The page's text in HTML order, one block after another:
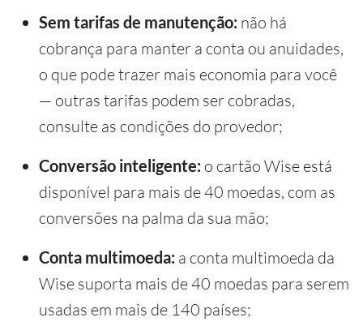
Sem tarifas de manutenção: não há
cobrança para manter a conta ou anuidades,
o que pode trazer mais economia para você
— outras tarifas podem ser cobradas,
consulte as condições do provedor;
Conversão inteligente: o cartão Wise está
disponível para mais de 40 moedas, com as
conversões na palma da sua mão;
Conta multimoeda: a conta multimoeda da
Wise suporta mais de 40 moedas para serem
usadas em mais de 140 países;